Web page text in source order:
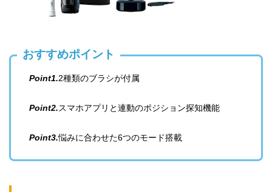
おすすめポイント
Point1.2種類のブラシが付属
Point2.スマホアプリと連動のポジション探知機能
Point3.悩みに合わせた6つのモード搭載